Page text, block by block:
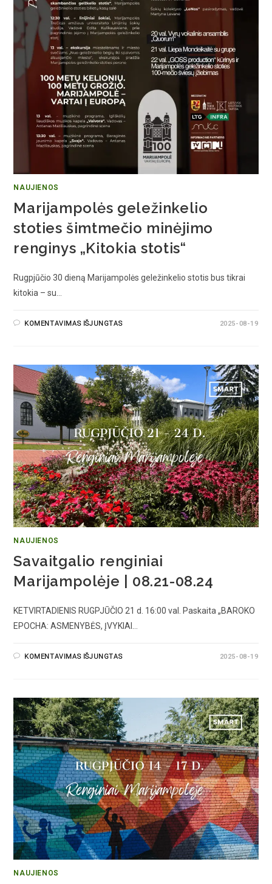
NAUJIENOS
Marijampolės geležinkelio
stoties šimtmečio minėjimo
renginys „Kitokia stotis“
Rugpjūčio 30 dieną Marijampolės geležinkelio stotis bus tikrai
kitokia – su…
KOMENTAVIMAS IŠJUNGTAS 2025-08-19
NAUJIENOS
Savaitgalio renginiai
Marijampolėje | 08.21-08.24
KETVIRTADIENIS RUGPJŪČIO 21 d. 16:00 val. Paskaita „BAROKO
EPOCHA: ASMENYBĖS, ĮVYKIAI…
KOMENTAVIMAS IŠJUNGTAS 2025-08-19
NAUJIENOS